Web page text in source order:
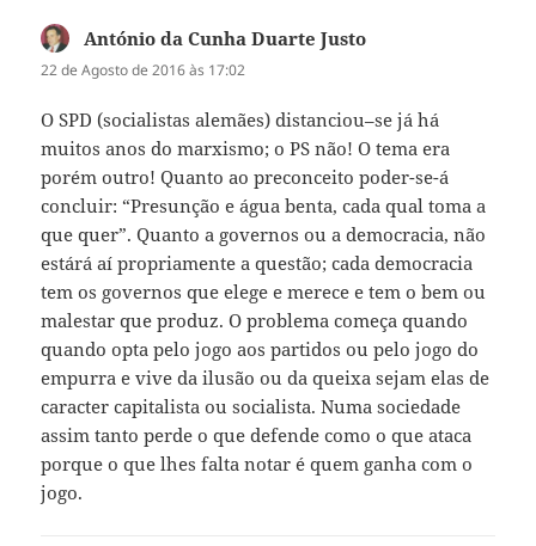
António da Cunha Duarte Justo
22 de Agosto de 2016 às 17:02
O SPD (socialistas alemães) distanciou–se já há
muitos anos do marxismo; o PS não! O tema era
porém outro! Quanto ao preconceito poder-se-á
concluir: “Presunção e água benta, cada qual toma a
que quer”. Quanto a governos ou a democracia, não
estárá aí propriamente a questão; cada democracia
tem os governos que elege e merece e tem o bem ou
malestar que produz. O problema começa quando
quando opta pelo jogo aos partidos ou pelo jogo do
empurra e vive da ilusão ou da queixa sejam elas de
caracter capitalista ou socialista. Numa sociedade
assim tanto perde o que defende como o que ataca
porque o que lhes falta notar é quem ganha com o
jogo.